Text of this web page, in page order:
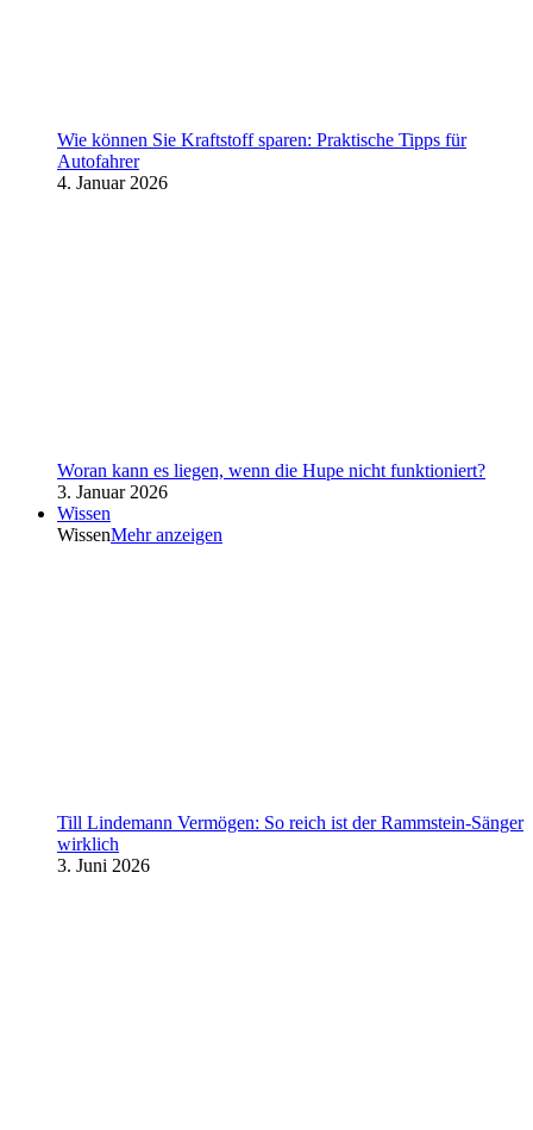
Wie können Sie Kraftstoff sparen: Praktische Tipps für
Autofahrer
4. Januar 2026
Woran kann es liegen, wenn die Hupe nicht funktioniert?
3. Januar 2026
Wissen
WissenMehr anzeigen
Till Lindemann Vermögen: So reich ist der Rammstein-Sänger
wirklich
3. Juni 2026